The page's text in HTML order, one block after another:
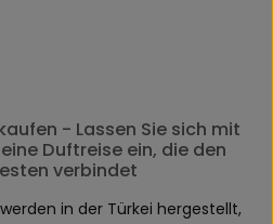
- Lassen Sie sich mit
Duftreise ein, die den
verbindet
werden in der Türkei hergestellt,